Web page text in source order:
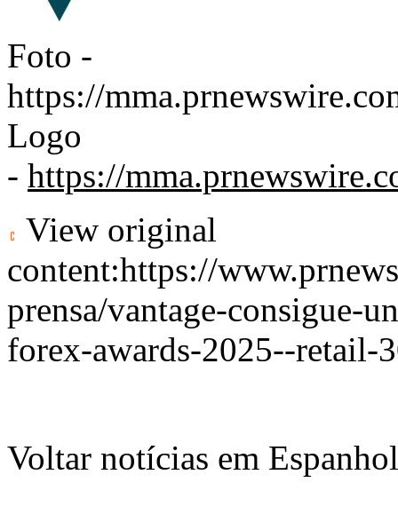
Foto -
https://
Logo
- https://
View original
content:https://
prensa/vantage-consigue-
forex-awards-2025--retail-
Voltar notícias em Espanhol